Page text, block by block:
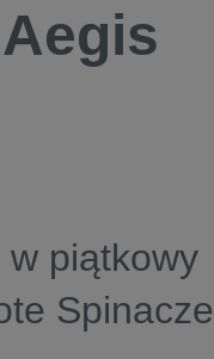
piątkowy
Spinacze